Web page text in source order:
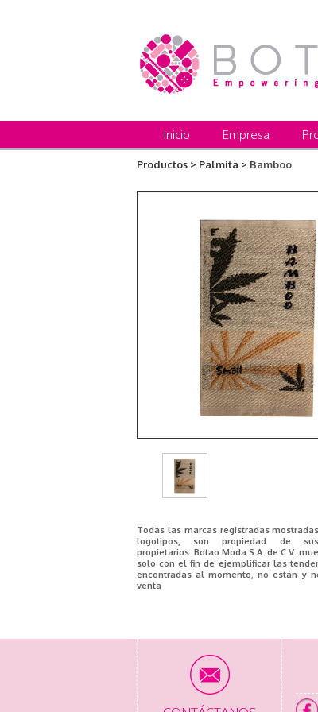
Inicio Empresa
Productos > Palmita > Bamboo
Todas las marcas registradas
logotipos, son propiedad de sus
propietarios. Botao Moda S.A. de C.V.
solo con el fin de ejemplificar las
encontradas al momento, no están y
venta